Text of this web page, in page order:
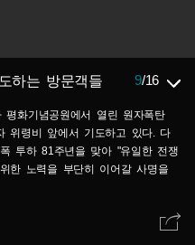
하는 방문객들 9/16
평화기념공원에서 열린 원자폭탄
위령비 앞에서 기도하고 있다. 다
투하 81주년을 맞아 "유일한 전쟁
한 노력을 부단히 이어갈 사명을